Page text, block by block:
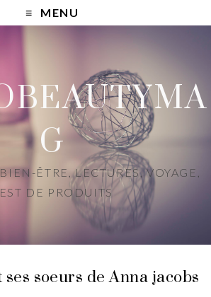
MENU
G
ÊTRE, LECTURES, VOYAGE,
DE PRODUITS
soeurs de Anna jacobs